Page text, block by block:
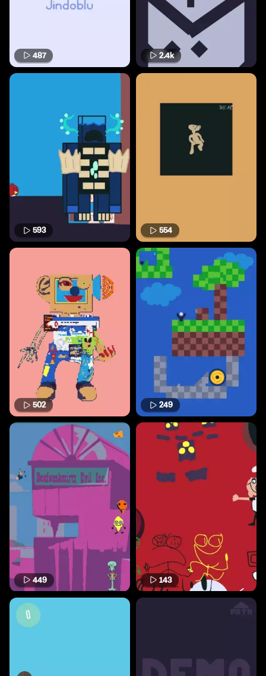
487 2.4k
593 554
502 249
449 143